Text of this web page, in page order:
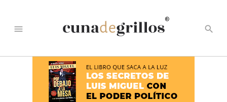
menu
®
search